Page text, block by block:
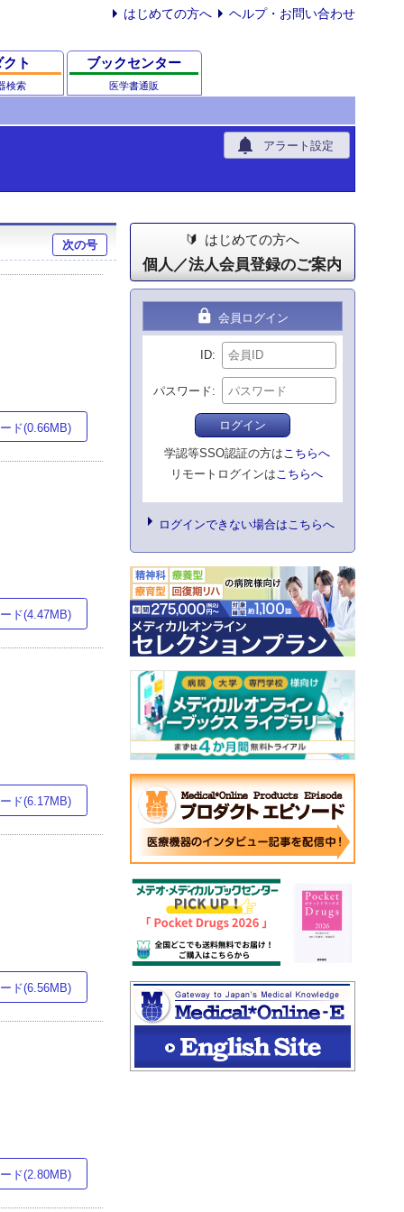
はじめての方へ ヘルプ・お問い合わせ
ト
検索
ブックセンター
医学書通販
notifications アラート設定
次の号
ド(0.66MB)
ド(4.47MB)
ド(6.17MB)
ド(6.56MB)
ド(2.80MB)
はじめての方へ
個人／法人会員登録のご案内
lock 会員ログイン
ID
パスワード
ログイン
学認等SSO認証の方はこちらへ
リモートログインはこちらへ
ログインできない場合はこちらへ